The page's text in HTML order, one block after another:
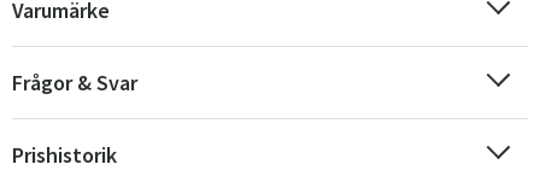
Varumärke
Frågor & Svar
Prishistorik